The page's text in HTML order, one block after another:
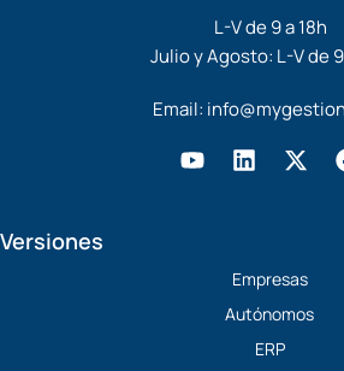
L-V de 9 a 18h
Julio y Agosto: L-V de 9
Email:
Y L
d
i
n
X
t
t
e
Versiones
Empresas
Autónomos
ERP